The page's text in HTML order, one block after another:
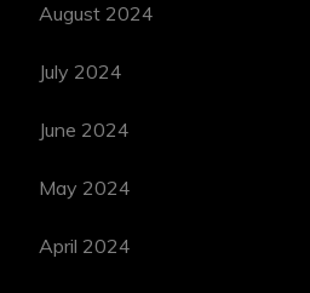
August 2024
July 2024
June 2024
May 2024
April 2024